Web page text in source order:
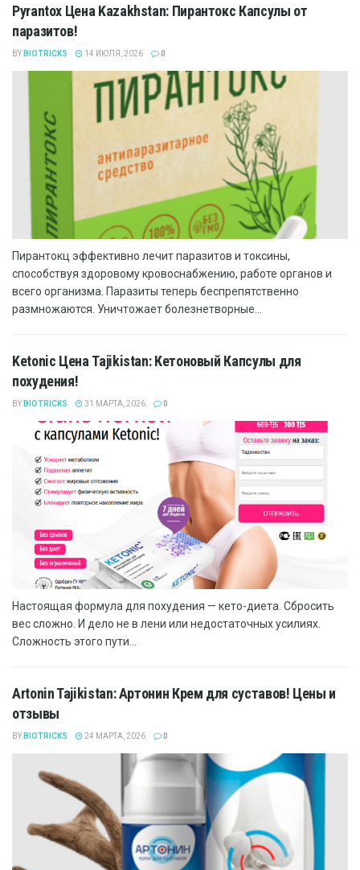
Pyrantox Цена Kazakhstan: Пирантокс Капсулы от
паразитов!
BY BIOTRICKS 14 ИЮЛЯ, 2026 0
Пирантокц эффективно лечит паразитов и токсины,
способствуя здоровому кровоснабжению, работе органов и
всего организма. Паразиты теперь беспрепятственно
размножаются. Уничтожает болезнетворные...
Ketonic Цена Tajikistan: Кетоновый Капсулы для
похудения!
BY BIOTRICKS 31 МАРТА, 2026 0
Настоящая формула для похудения — кето-диета. Сбросить
вес сложно. И дело не в лени или недостаточных усилиях.
Сложность этого пути...
Artonin Tajikistan: Артонин Крем для суставов! Цены и
отзывы
BY BIOTRICKS 24 МАРТА, 2026 0